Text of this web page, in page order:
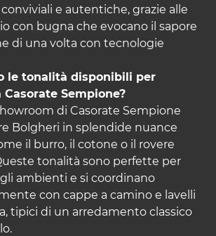
e autentiche, grazie alle
con bugna che evocano il sapore
di una volta con tecnologie
le tonalità disponibili per
Casorate Sempione?
di Casorate Sempione
Bolgheri in splendide nuance
il burro, il cotone o il rovere
tonalità sono perfette per
ambienti e si coordinano
con cappe a camino e lavelli
tipici di un arredamento classico